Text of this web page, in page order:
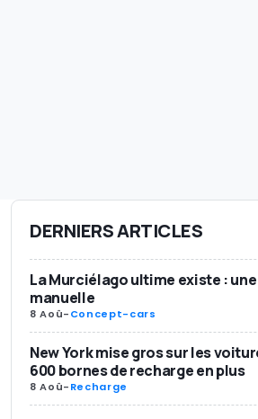
DERNIERS ARTICLES
La Murciélago ultime existe :
manuelle
8 Aoû-Concept-cars
New York mise gros sur les
600 bornes de recharge en plus
8 Aoû-Recharge